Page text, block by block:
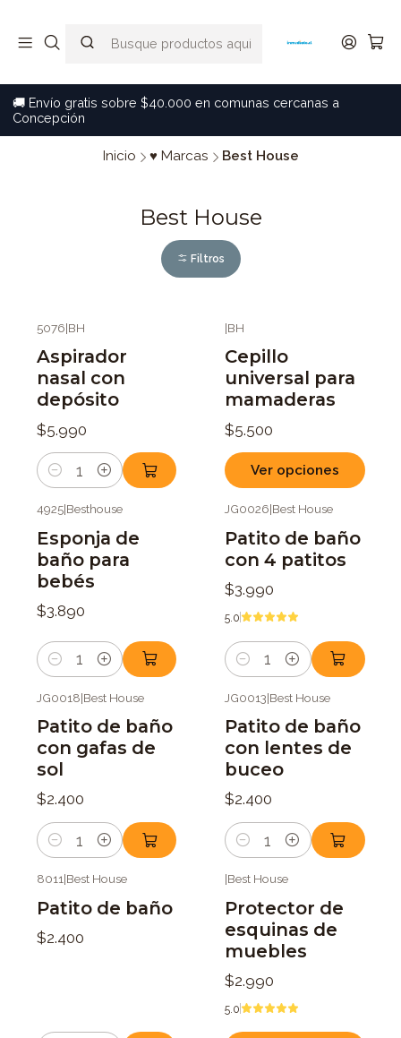
🚚 Envío gratis sobre $40.000 en comunas cercanas a
Concepción
Inicio ♥ Marcas Best House
Best House
Filtros
5076|BH
Aspirador
nasal con
depósito
$5.990
Cantidad
|BH
Cepillo
universal para
mamaderas
$5.500
Ver opciones
4925|Besthouse
Esponja de
baño para
bebés
$3.890
Cantidad
JG0026|Best House
Patito de baño
con 4 patitos
$3.990
5.0
Cantidad
JG0018|Best House
Patito de baño
con gafas de
sol
$2.400
Cantidad
JG0013|Best House
Patito de baño
con lentes de
buceo
$2.400
Cantidad
8011|Best House
Patito de baño
$2.400
|Best House
Protector de
esquinas de
muebles
$2.990
5.0